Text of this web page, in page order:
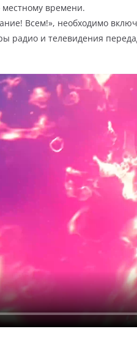
местному времени.
Всем!», необходимо
радио и телевидения